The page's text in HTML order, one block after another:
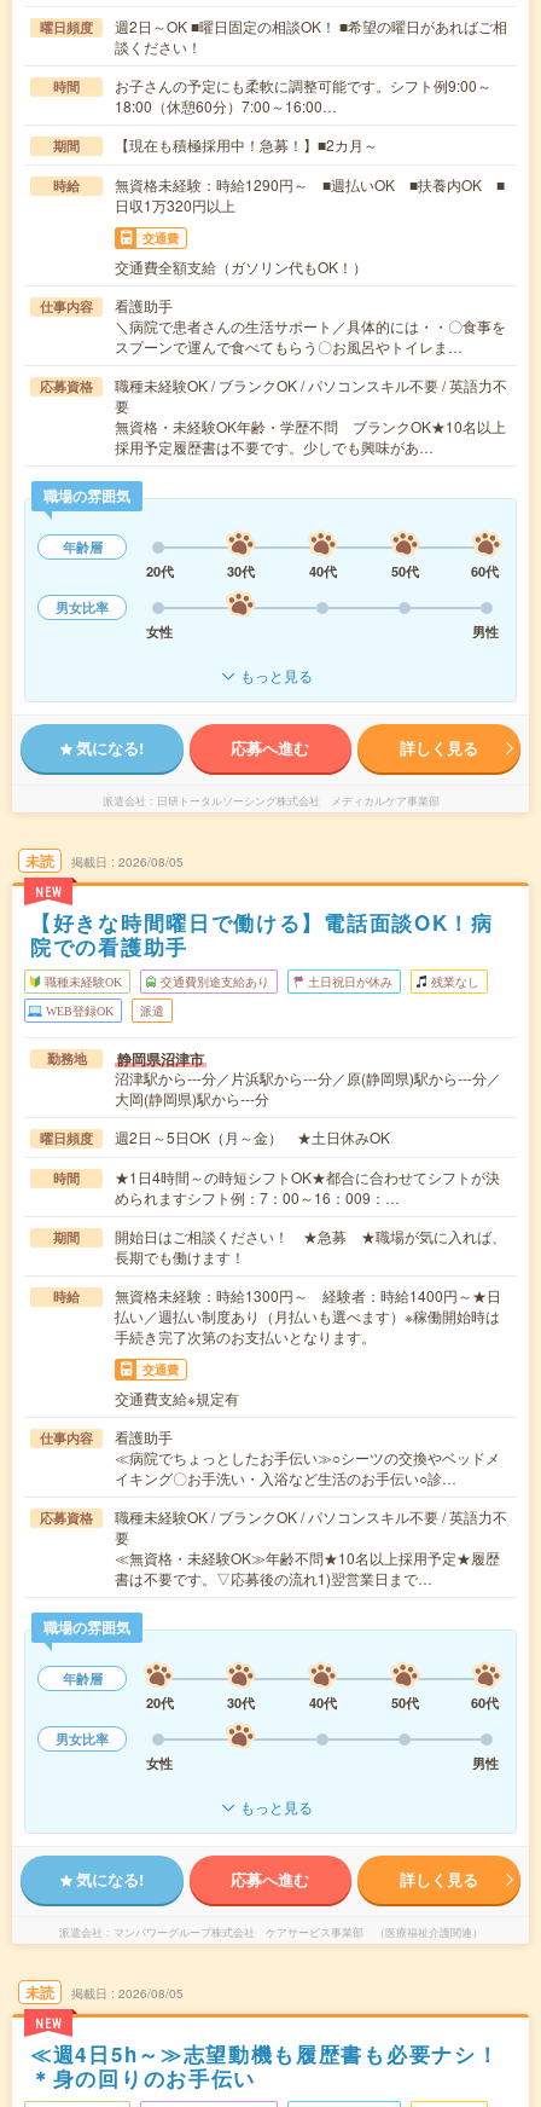
曜日頻度
週2日～OK ■曜日固定の相談OK！ ■希望の曜日があればご相
談ください！
時間
お子さんの予定にも柔軟に調整可能です。シフト例9:00～
18:00（休憩60分）7:00～16:00…
期間 【現在も積極採用中！急募！】■2カ月～
時給
無資格未経験：時給1290円～ ■週払いOK ■扶養内OK ■
日収1万320円以上
交通費
交通費全額支給（ガソリン代もOK！）
仕事内容
看護助手
＼病院で患者さんの生活サポート／具体的には・・〇食事を
スプーンで運んで食べてもらう〇お風呂やトイレま…
応募資格
職種未経験OK / ブランクOK / パソコンスキル不要 / 英語力不
要
無資格・未経験OK年齢・学歴不問 ブランクOK★10名以上
採用予定履歴書は不要です。少しでも興味があ…
職場の雰囲気
年齢層
20代
30代 40代 50代
60代
男女比率
女性
男性
もっと見る
気になる! 応募へ進む 詳しく見る
派遣会社 日研トータルソーシング株式会社 メディカルケア事業部
未読
NEW
掲載日 2026/08/05
【好きな時間曜日で働ける】電話面談OK！病
院での看護助手
職種未経験OK 交通費別途支給あり 土日祝日が休み 残業なし
WEB登録OK 派遣
勤務地 静岡県沼津市
沼津駅から---分／片浜駅から---分／原(静岡県)駅から---分／
大岡(静岡県)駅から---分
曜日頻度 週2日～5日OK（月～金） ★土日休みOK
時間
★1日4時間～の時短シフトOK★都合に合わせてシフトが決
められますシフト例：7：00～16：009：…
期間
開始日はご相談ください！ ★急募 ★職場が気に入れば、
長期でも働けます！
時給
無資格未経験：時給1300円～ 経験者：時給1400円～★日
払い／週払い制度あり（月払いも選べます）※稼働開始時は
手続き完了次第のお支払いとなります。
交通費
交通費支給※規定有
仕事内容
看護助手
≪病院でちょっとしたお手伝い≫○シーツの交換やベッドメ
イキング〇お手洗い・入浴など生活のお手伝い○診…
応募資格
職種未経験OK / ブランクOK / パソコンスキル不要 / 英語力不
要
≪無資格・未経験OK≫年齢不問★10名以上採用予定★履歴
書は不要です。▽応募後の流れ1)翌営業日まで…
職場の雰囲気
年齢層
20代
30代 40代 50代
60代
男女比率
女性
男性
もっと見る
気になる! 応募へ進む 詳しく見る
派遣会社 マンパワーグループ株式会社 ケアサービス事業部 （医療福祉介護関連）
未読
NEW
掲載日 2026/08/05
≪週4日5h～≫志望動機も履歴書も必要ナシ！
＊身の回りのお手伝い